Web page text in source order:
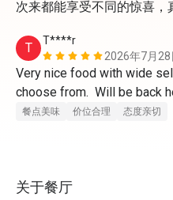
次来都能享受不同的惊喜，
T
T****r
2026年7月28
Very nice food with wide
choose from.  Will be back
sure. Staff were very
provided excellent service.
餐点美味 价位合理 态度亲切
关于餐厅